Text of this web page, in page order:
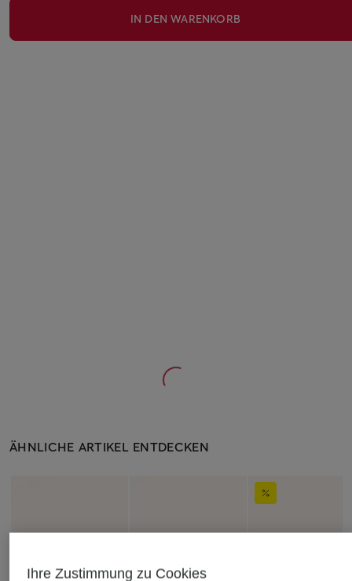
IN DEN WARENKORB
ÄHNLICHE ARTIKEL ENTDECKEN
Ihre Zustimmung zu Cookies